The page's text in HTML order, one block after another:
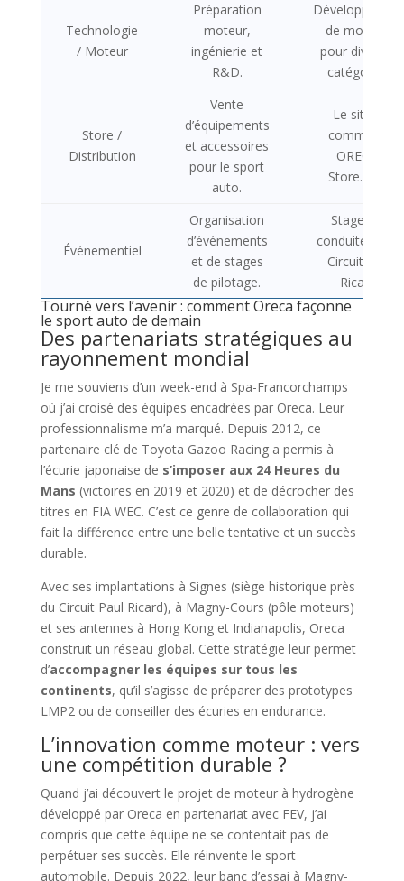
Technologie
/ Moteur
Préparation
moteur,
ingénierie et
R&D.
de moteurs
pour diverses
catégories.
Store /
Distribution
Vente
d’équipements
et accessoires
pour le sport
auto.
Le site e-
commerce
ORECA-
Store.com.
Événementiel
Organisation
d’événements
et de stages
de pilotage.
Stages de
conduite sur le
Circuit Paul
Ricard.
Tourné vers l’avenir : comment Oreca façonne
le sport auto de demain
Des partenariats stratégiques au
rayonnement mondial
Je me souviens d’un week-end à Spa-Francorchamps
où j’ai croisé des équipes encadrées par Oreca. Leur
professionnalisme m’a marqué. Depuis 2012, ce
partenaire clé de Toyota Gazoo Racing a permis à
l’écurie japonaise de s’imposer aux 24 Heures du
Mans (victoires en 2019 et 2020) et de décrocher des
titres en FIA WEC. C’est ce genre de collaboration qui
fait la différence entre une belle tentative et un succès
durable.
Avec ses implantations à Signes (siège historique près
du Circuit Paul Ricard), à Magny-Cours (pôle moteurs)
et ses antennes à Hong Kong et Indianapolis, Oreca
construit un réseau global. Cette stratégie leur permet
d’accompagner les équipes sur tous les
continents, qu’il s’agisse de préparer des prototypes
LMP2 ou de conseiller des écuries en endurance.
L’innovation comme moteur : vers
une compétition durable ?
Quand j’ai découvert le projet de moteur à hydrogène
développé par Oreca en partenariat avec FEV, j’ai
compris que cette équipe ne se contentait pas de
perpétuer ses succès. Elle réinvente le sport
automobile. Depuis 2022, leur banc d’essai à Magny-